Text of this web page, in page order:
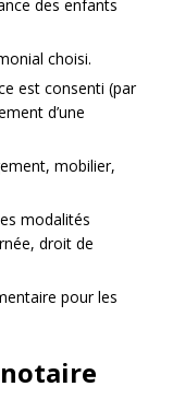
des enfants
choisi.
est consenti (par
d’une
mobilier,
modalités
droit de
pour les